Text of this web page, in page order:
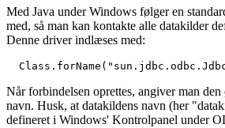
Med Java under Windows følger en
med, så man kan kontakte alle datakilder
Denne driver indlæses med:
Når forbindelsen oprettes, angiver man den
navn. Husk, at datakildens navn (her
defineret i Windows' Kontrolpanel under